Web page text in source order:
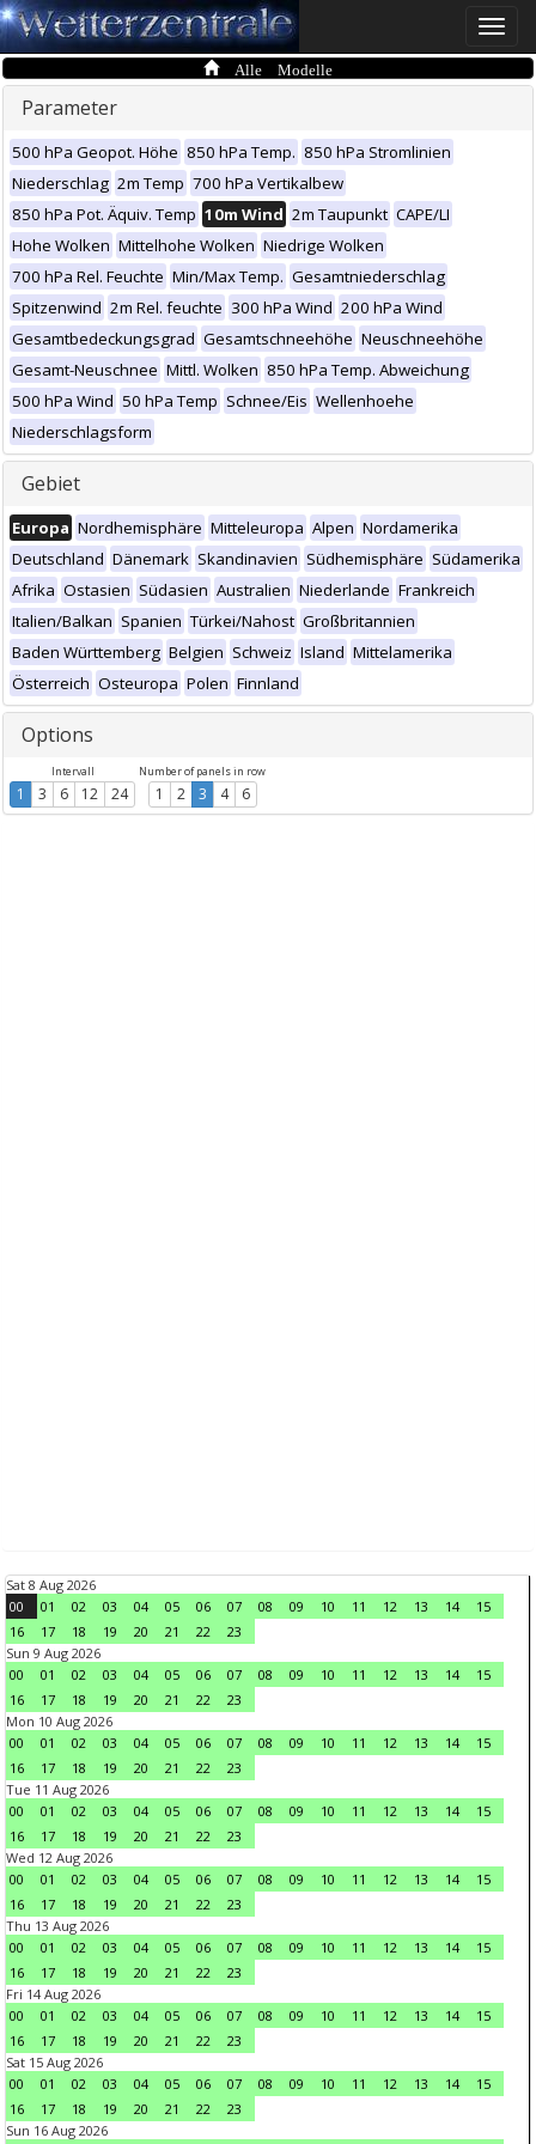
Toggle
Alle Modelle
Parameter
500 hPa Geopot. Höhe 850 hPa Temp. 850 hPa Stromlinien
Niederschlag 2m Temp 700 hPa Vertikalbew
850 hPa Pot. Äquiv. Temp 10m Wind 2m Taupunkt CAPE/LI
Hohe Wolken Mittelhohe Wolken Niedrige Wolken
700 hPa Rel. Feuchte Min/Max Temp. Gesamtniederschlag
Spitzenwind 2m Rel. feuchte 300 hPa Wind 200 hPa Wind
Gesamtbedeckungsgrad Gesamtschneehöhe Neuschneehöhe
Gesamt-Neuschnee Mittl. Wolken 850 hPa Temp. Abweichung
500 hPa Wind 50 hPa Temp Schnee/Eis Wellenhoehe
Niederschlagsform
Gebiet
Europa Nordhemisphäre Mitteleuropa Alpen Nordamerika
Deutschland Dänemark Skandinavien Südhemisphäre Südamerika
Afrika Ostasien Südasien Australien Niederlande Frankreich
Italien/Balkan Spanien Türkei/Nahost Großbritannien
Baden Württemberg Belgien Schweiz Island Mittelamerika
Österreich Osteuropa Polen Finnland
Options
Intervall
1 3 6 12 24
Number of panels in row
1 2 3 4 6
Sat 8 Aug 2026
00
01 02 03 04 05 06 07 08 09 10 11 12 13 14
15
16
17 18 19 20 21 22
23
Sun 9 Aug 2026
00
01 02 03 04 05 06 07 08 09 10 11 12 13 14
15
16
17 18 19 20 21 22
23
Mon 10 Aug 2026
00
01 02 03 04 05 06 07 08 09 10 11 12 13 14
15
16
17 18 19 20 21 22
23
Tue 11 Aug 2026
00
01 02 03 04 05 06 07 08 09 10 11 12 13 14
15
16
17 18 19 20 21 22
23
Wed 12 Aug 2026
00
01 02 03 04 05 06 07 08 09 10 11 12 13 14
15
16
17 18 19 20 21 22
23
Thu 13 Aug 2026
00
01 02 03 04 05 06 07 08 09 10 11 12 13 14
15
16
17 18 19 20 21 22
23
Fri 14 Aug 2026
00
01 02 03 04 05 06 07 08 09 10 11 12 13 14
15
16
17 18 19 20 21 22
23
Sat 15 Aug 2026
00
01 02 03 04 05 06 07 08 09 10 11 12 13 14
15
16
17 18 19 20 21 22
23
Sun 16 Aug 2026